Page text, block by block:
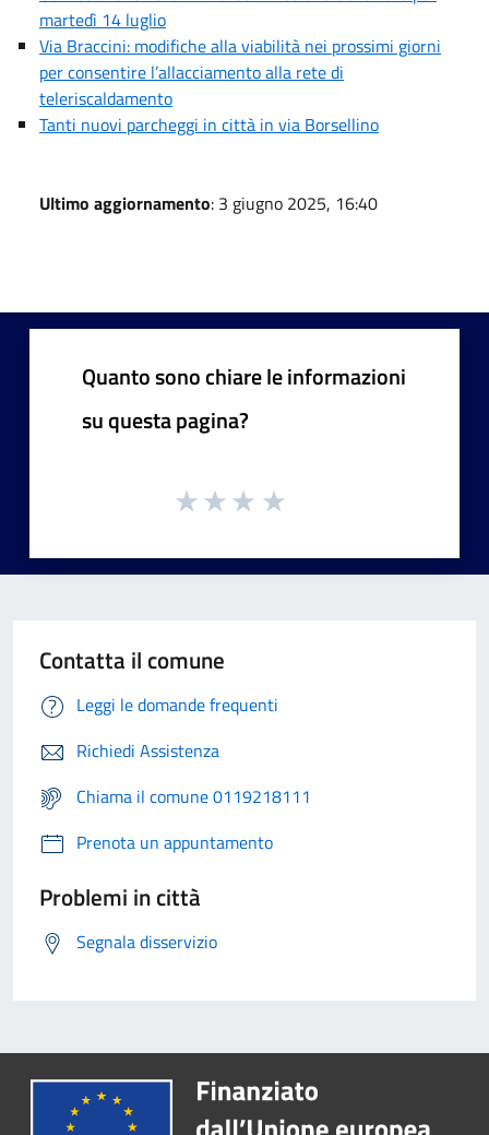
martedì 14 luglio
Via Braccini: modifiche alla viabilità nei prossimi giorni
per consentire l’allacciamento alla rete di
teleriscaldamento
Tanti nuovi parcheggi in città in via Borsellino
Ultimo aggiornamento: 3 giugno 2025, 16:40
Quanto sono chiare le informazioni
su questa pagina?
Contatta il comune
Leggi le domande frequenti
Richiedi Assistenza
Chiama il comune 0119218111
Prenota un appuntamento
Problemi in città
Segnala disservizio